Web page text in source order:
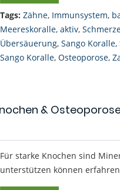
Tags: Zähne, Immunsystem,
Meereskoralle, aktiv,
Übersäuerung, Sango Koralle,
Sango Koralle, Osteoporose,
&
Für starke Knochen sind
unterstützen können